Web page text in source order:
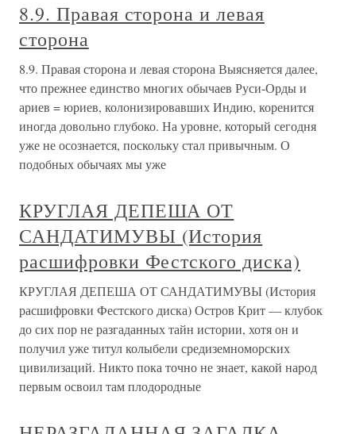
8.9. Правая сторона и левая
сторона
8.9. Правая сторона и левая сторона Выясняется далее,
что прежнее единство многих обычаев Руси-Орды и
ариев = юриев, колонизировавших Индию, коренится
иногда довольно глубоко. На уровне, который сегодня
уже не осознается, поскольку стал привычным. О
подобных обычаях мы уже
КРУГЛАЯ ДЕПЕША ОТ
САНДАТИМУВЫ (История
расшифровки Фестского диска)
КРУГЛАЯ ДЕПЕША ОТ САНДАТИМУВЫ (История
расшифровки Фестского диска) Остров Крит — клубок
до сих пор не разгаданных тайн истории, хотя он и
получил уже титул колыбели средиземноморских
цивилизаций. Никто пока точно не знает, какой народ
первым освоил там плодородные